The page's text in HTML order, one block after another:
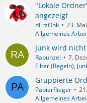
"Lokale
angezeigt
dErzOnk
23.
Allgemeines
Junk wird
Rapunzel
7.
Filter (Regeln),
Gruppierte
Papierflieger
Allgemeines